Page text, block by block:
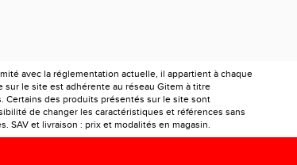
avec la réglementation actuelle, il appartient à chaque
sur le site est adhérente au réseau Gitem à titre
Certains des produits présentés sur le site sont
de changer les caractéristiques et références sans
SAV et livraison : prix et modalités en magasin.